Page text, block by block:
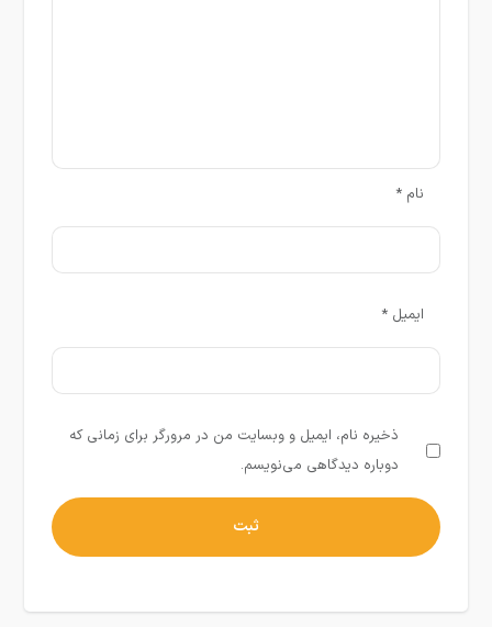
نام*
ایمیل*
ذخیره نام، ایمیل و وبسایت من در مرورگر برای زمانی که
دوباره دیدگاهی می‌نویسم.